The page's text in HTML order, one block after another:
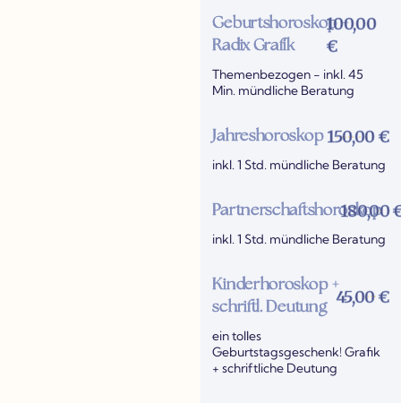
Geburtshoroskop +
Radix Grafik
100,00
€
Themenbezogen - inkl. 45
Min. mündliche Beratung
Jahreshoroskop 150,00 €
inkl. 1 Std. mündliche Beratung
Partnerschaftshoroskop
180,00
inkl. 1 Std. mündliche Beratung
Kinderhoroskop +
schriftl. Deutung
45,00 €
ein tolles
Geburtstagsgeschenk! Grafik
+ schriftliche Deutung